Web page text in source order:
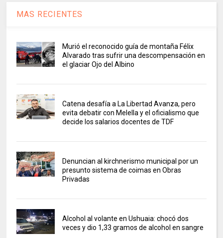
MAS RECIENTES
Murió el reconocido guía de montaña Félix
Alvarado tras sufrir una descompensación en
el glaciar Ojo del Albino
Catena desafía a La Libertad Avanza, pero
evita debatir con Melella y el oficialismo que
decide los salarios docentes de TDF
Denuncian al kirchnerismo municipal por un
presunto sistema de coimas en Obras
Privadas
Alcohol al volante en Ushuaia: chocó dos
veces y dio 1,33 gramos de alcohol en sangre